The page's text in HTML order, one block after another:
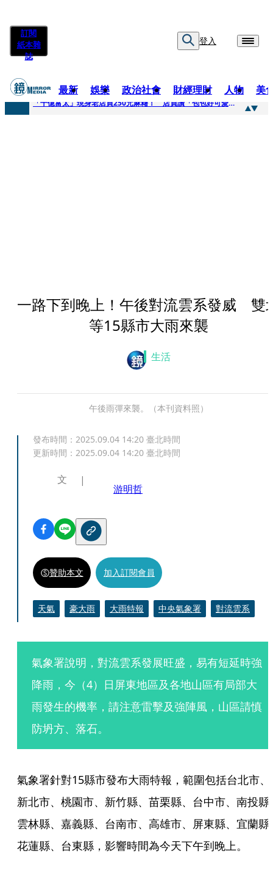
訂閱
紙本雜
誌
登入
最新 娛樂 政治社會 財經理財 人物 美
快訊
「千億富太」現身老店買250元麻糬！ 店員讚「包包好可愛」她笑回：我自己做的
一路下到晚上！午後對流雲系發威 雙
等15縣市大雨來襲
生活
午後雨彈來襲。（本刊資料照）
發布時間： 2025.09.04 14:20 臺北時間
更新時間： 2025.09.04 14:20 臺北時間
文
游明哲
贊助本文 加入訂閱會員
天氣 豪大雨 大雨特報 中央氣象署 對流雲系
氣象署說明，對流雲系發展旺盛，易有短延時強
降雨，今（4）日屏東地區及各地山區有局部大
雨發生的機率，請注意雷擊及強陣風，山區請慎
防坍方、落石。
氣象署針對15縣市發布大雨特報，範圍包括台北市、
新北市、桃園市、新竹縣、苗栗縣、台中市、南投縣
雲林縣、嘉義縣、台南市、高雄市、屏東縣、宜蘭縣
花蓮縣、台東縣，影響時間為今天下午到晚上。